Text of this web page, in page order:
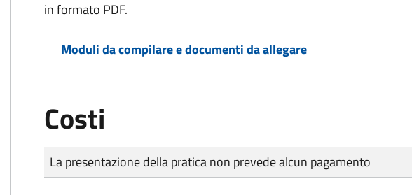
in formato PDF.
Moduli da compilare e documenti da allegare
Costi
Tipo di pagamento
Importo
La presentazione della pratica non prevede alcun pagamento